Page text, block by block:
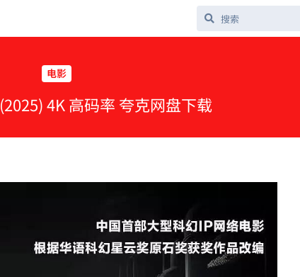
电影
4K 高码率 夸克网盘下载